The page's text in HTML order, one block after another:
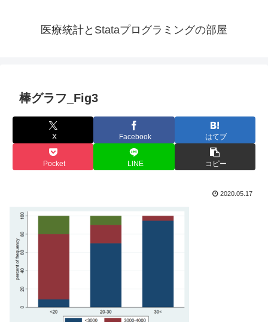
医療統計とStataプログラミングの部屋
棒グラフ_Fig3
X Facebook はてブ
Pocket LINE コピー
2020.05.17